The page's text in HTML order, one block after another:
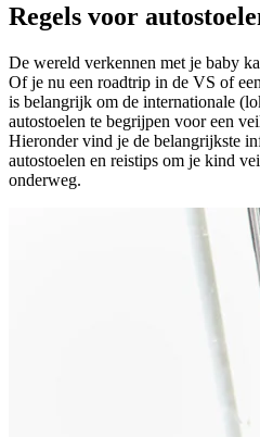
Regels voor
De wereld verkennen met je baby
Of je nu een roadtrip in de VS of
is belangrijk om de internationale
autostoelen te begrijpen voor een
Hieronder vind je de belangrijkste
autostoelen en reistips om je kind
onderweg.